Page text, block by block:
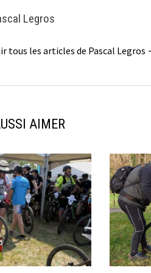
Legros
tous les articles de Pascal Legros
AIMER